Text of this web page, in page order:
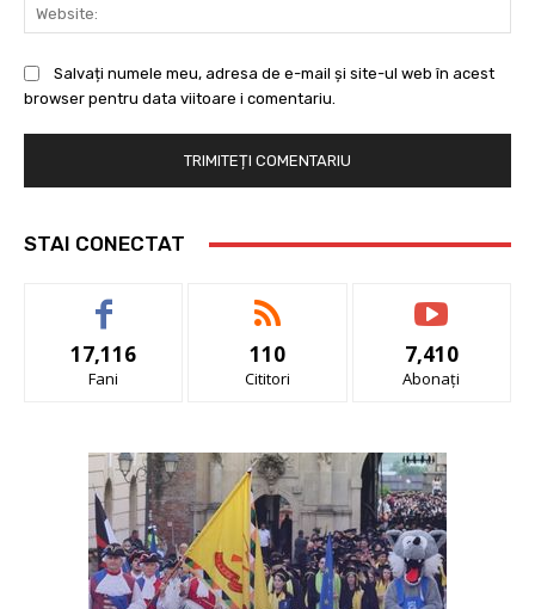
Salvați numele meu, adresa de e-mail și site-ul web în acest
browser pentru data viitoare i comentariu.
STAI CONECTAT
17,116
Fani
110
Cititori
7,410
Abonați